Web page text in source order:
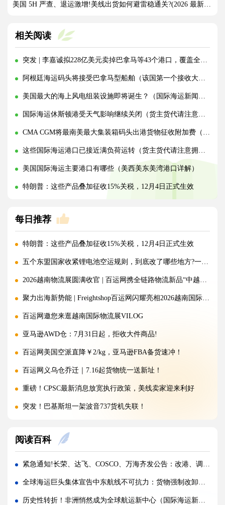
美国 5H 严查、退运激增!美线出货如何避雷稳通关?(2026 最新实操指南)
相关阅读
突发 | 李嘉诚拟228亿美元卖掉巴拿马等43个港口，覆盖全球23个国家！
阿根廷海运码头将接受巴拿马型船舶（该国第一个接收大型船舶的码头）
美国最大的海上风电组装设施即将诞生？（国际海运新闻资讯）
国际海运休斯顿港受天气影响继续关闭（货主货代请注意货延）
CMA CGM将最南美最大集装箱码头出港货物征收附加费（巴西港口公司正在劝住）
这些国际海运港口已接近满负荷运转（货主货代请注意拥堵货延）
美国国际海运主要港口有哪些（美西美东美湾港口详解）
特朗普：这些产品叠加征收15%关税，12月4日正式生效
每日推荐
特朗普：这些产品叠加征收15%关税，12月4日正式生效
五个东盟国家收紧锂电池空运规则，到底改了哪些地方?一文讲清!
2026越南物流展圆满收官 | 百运网携全链路物流新品“中越美专线”强势出圈！
聚力出海新势能 | Freightshop百运网闪耀亮相2026越南国际物流展
百运网邀您来逛越南国际物流展VILOG
亚马逊AWD仓：7月31日起，拒收大件商品!
百运网美国空派直降￥2/kg，亚马逊FBA备货速冲！
百运网义乌仓乔迁｜7.16起货物统一送新址！
重磅！CPSC最新消息放宽执行政策，美线卖家迎来利好
突发！巴基斯坦一架波音737货机失联！
海运价格九连涨，外贸企业称一周一涨扛不住!
警报!美国海关连发四道“封杀令”，你的货还能顺利进美国吗?
百运网邀您来上海双年展逛展领钱啦！
百运网端午假期不打烊，各仓收发货安排速看！
阅读百科
紧急通知!长荣、达飞、COSCO、万海齐发公告：改港、调航!所有费用风险全由客户自担！
全球海运巨头集体宣告中东航线不可抗力：货物强制改卸，费用与风险全由货主承担
历史性转折！非洲悄然成为全球航运新中心（国际海运新闻资讯）